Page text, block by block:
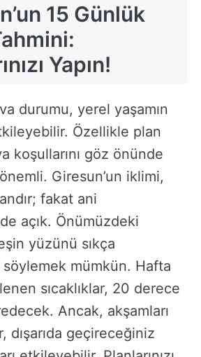
15 Günlük
Yapın!
durumu, yerel yaşamın
Özellikle plan
koşullarını göz önünde
Giresun’un iklimi,
fakat ani
açık. Önümüzdeki
yüzünü sıkça
mümkün. Hafta
sıcaklıklar, 20 derece
Ancak, akşamları
dışarıda geçireceğiniz